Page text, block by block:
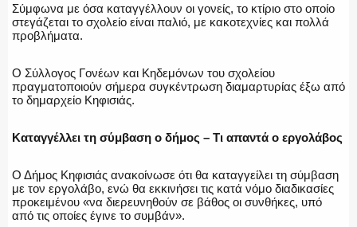
Σύμφωνα με όσα καταγγέλλουν οι γονείς, το κτίριο στο οποίο
στεγάζεται το σχολείο είναι παλιό, με κακοτεχνίες και πολλά
προβλήματα.
Ο Σύλλογος Γονέων και Κηδεμόνων του σχολείου
πραγματοποιούν σήμερα συγκέντρωση διαμαρτυρίας έξω από
το δημαρχείο Κηφισιάς.
Καταγγέλλει τη σύμβαση ο δήμος – Τι απαντά ο εργολάβος
Ο Δήμος Κηφισιάς ανακοίνωσε ότι θα καταγγείλει τη σύμβαση
με τον εργολάβο, ενώ θα εκκινήσει τις κατά νόμο διαδικασίες
προκειμένου «να διερευνηθούν σε βάθος οι συνθήκες, υπό
από τις οποίες έγινε το συμβάν».